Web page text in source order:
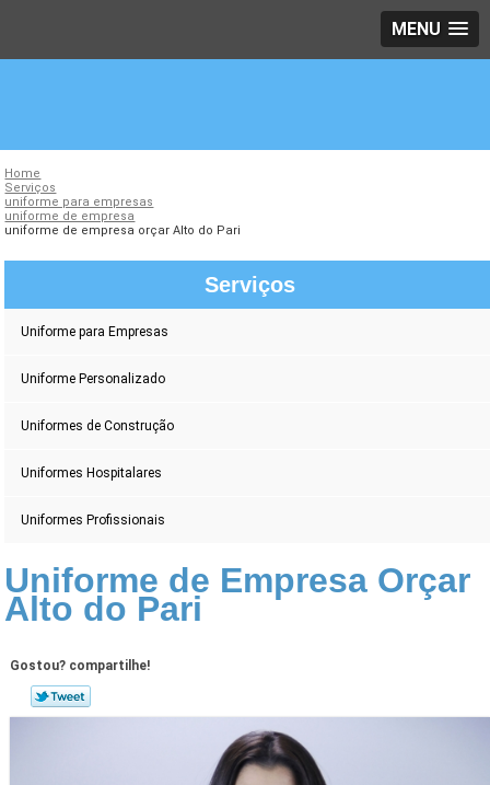
MENU
Home
Serviços
uniforme para empresas
uniforme de empresa
uniforme de empresa orçar Alto do Pari
Serviços
Uniforme para Empresas
Uniforme Personalizado
Uniformes de Construção
Uniformes Hospitalares
Uniformes Profissionais
Uniforme de Empresa Orçar
Alto do Pari
Gostou? compartilhe!